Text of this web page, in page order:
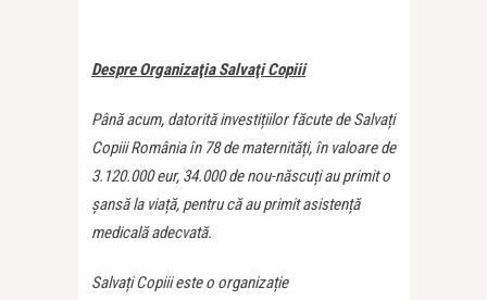
Despre Organizaţia Salvaţi Copiii
Până acum, datorită investițiilor făcute de Salvați
Copiii România în 78 de maternități, în valoare de
3.120.000 eur, 34.000 de nou-născuți au primit o
șansă la viață, pentru că au primit asistență
medicală adecvată.
Salvați Copiii este o organizație